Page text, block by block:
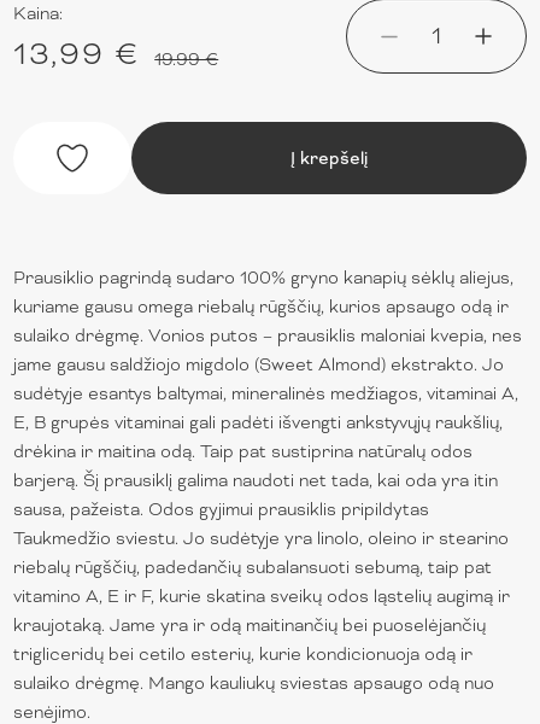
Kaina:
13,99 € 19.99 €
1
Į krepšelį
Prausiklio pagrindą sudaro 100% gryno kanapių sėklų aliejus,
kuriame gausu omega riebalų rūgščių, kurios apsaugo odą ir
sulaiko drėgmę. Vonios putos – prausiklis maloniai kvepia, nes
jame gausu saldžiojo migdolo (Sweet Almond) ekstrakto. Jo
sudėtyje esantys baltymai, mineralinės medžiagos, vitaminai A,
E, B grupės vitaminai gali padėti išvengti ankstyvųjų raukšlių,
drėkina ir maitina odą. Taip pat sustiprina natūralų odos
barjerą. Šį prausiklį galima naudoti net tada, kai oda yra itin
sausa, pažeista. Odos gyjimui prausiklis pripildytas
Taukmedžio sviestu. Jo sudėtyje yra linolo, oleino ir stearino
riebalų rūgščių, padedančių subalansuoti sebumą, taip pat
vitamino A, E ir F, kurie skatina sveikų odos ląstelių augimą ir
kraujotaką. Jame yra ir odą maitinančių bei puoselėjančių
trigliceridų bei cetilo esterių, kurie kondicionuoja odą ir
sulaiko drėgmę. Mango kauliukų sviestas apsaugo odą nuo
senėjimo.